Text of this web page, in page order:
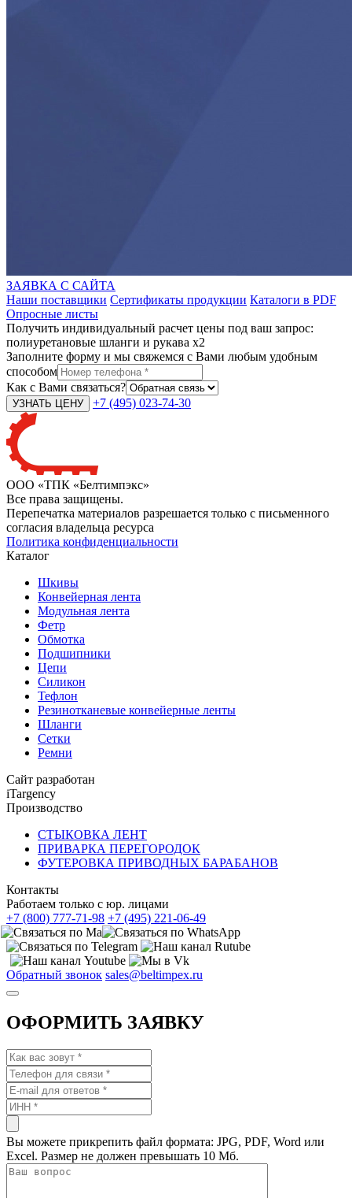
ЗАЯВКА С САЙТА
Наши поставщики Сертификаты продукции Каталоги в PDF
Опросные листы
Получить индивидуальный расчет цены под ваш запрос:
полиуретановые шланги и рукава x2
Заполните форму и мы свяжемся с Вами любым удобным
способом
Как с Вами связаться?
+7 (495) 023-74-30
ООО «ТПК «Белтимпэкс»
Все права защищены.
Перепечатка материалов разрешается только с письменного
согласия владельца ресурса
Политика конфиденциальности
Каталог
Шкивы
Конвейерная лента
Модульная лента
Фетр
Обмотка
Подшипники
Цепи
Силикон
Тефлон
Резинотканевые конвейерные ленты
Шланги
Сетки
Ремни
Сайт разработан
iTargency
Производство
СТЫКОВКА ЛЕНТ
ПРИВАРКА ПЕРЕГОРОДОК
ФУТЕРОВКА ПРИВОДНЫХ БАРАБАНОВ
Контакты
Работаем только с юр. лицами
+7 (800) 777-71-98 +7 (495) 221-06-49
Обратный звонок sales@beltimpex.ru
ОФОРМИТЬ ЗАЯВКУ
Вы можете прикрепить файл формата: JPG, PDF, Word или
Excel. Размер не должен превышать 10 Мб.